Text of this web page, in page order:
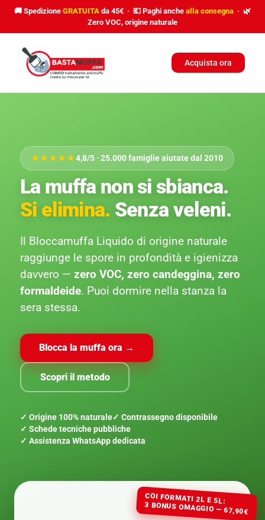
🚚 Spedizione GRATUITA da 45€ · 💶 Paghi anche alla consegna · 🌿
Zero VOC, origine naturale
Acquista ora
★★★★★4,8/5 · 25.000 famiglie aiutate dal 2010
La muffa non si sbianca.
Si elimina. Senza veleni.
Il Bloccamuffa Liquido di origine naturale
raggiunge le spore in profondità e igienizza
davvero — zero VOC, zero candeggina, zero
formaldeide. Puoi dormire nella stanza la
sera stessa.
Blocca la muffa ora →
Scopri il metodo
✓ Origine 100% naturale✓ Contrassegno disponibile
✓ Schede tecniche pubbliche
✓ Assistenza WhatsApp dedicata
COI FORMATI 2L E 5L:
3 BONUS OMAGGIO — 67,90€